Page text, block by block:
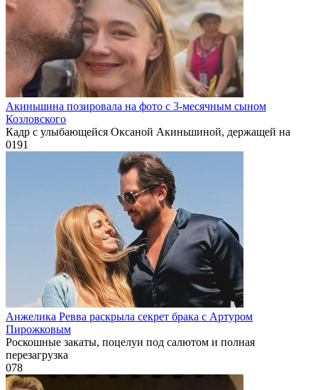
Акиньшина позировала на фото с 3-месячным сыном
Козловского
Кадр с улыбающейся Оксаной Акиньшиной, держащей на
0191
Анжелика Ревва раскрыла секрет брака с Артуром
Пирожковым
Роскошные закаты, поцелуи под салютом и полная
перезагрузка
078